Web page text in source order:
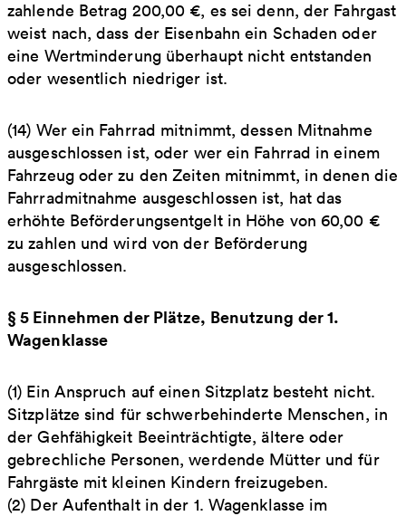
zahlende Betrag 200,00 €, es sei denn, der Fahrgast
weist nach, dass der Eisenbahn ein Schaden oder
eine Wertminderung überhaupt nicht entstanden
oder wesentlich niedriger ist.
(14) Wer ein Fahrrad mitnimmt, dessen Mitnahme
ausgeschlossen ist, oder wer ein Fahrrad in einem
Fahrzeug oder zu den Zeiten mitnimmt, in denen die
Fahrradmitnahme ausgeschlossen ist, hat das
erhöhte Beförderungsentgelt in Höhe von 60,00 €
zu zahlen und wird von der Beförderung
ausgeschlossen.
§ 5 Einnehmen der Plätze, Benutzung der 1.
Wagenklasse
(1) Ein Anspruch auf einen Sitzplatz besteht nicht.
Sitzplätze sind für schwerbehinderte Menschen, in
der Gehfähigkeit Beeinträchtigte, ältere oder
gebrechliche Personen, werdende Mütter und für
Fahrgäste mit kleinen Kindern freizugeben.
(2) Der Aufenthalt in der 1. Wagenklasse im